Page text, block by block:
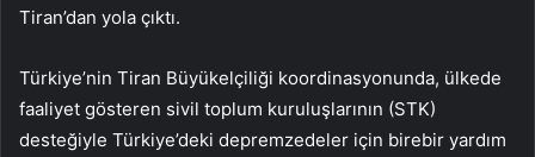
Tiran’dan yola çıktı.
Türkiye’nin Tiran Büyükelçiliği koordinasyonunda, ülkede
faaliyet gösteren sivil toplum kuruluşlarının (STK)
desteğiyle Türkiye’deki depremzedeler için birebir yardım